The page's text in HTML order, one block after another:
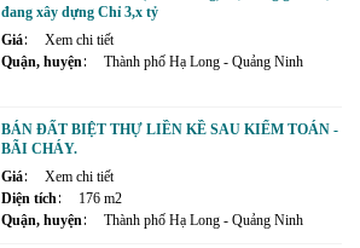
đang xây dựng Chỉ 3,x tỷ
Giá
Xem chi tiết
Quận, huyện
Thành phố Hạ Long - Quảng Ninh
BÁN ĐẤT BIỆT THỰ LIỀN KỀ SAU KIỂM TOÁN -
BÃI CHÁY.
Giá
Xem chi tiết
Diện tích
176 m2
Quận, huyện
Thành phố Hạ Long - Quảng Ninh